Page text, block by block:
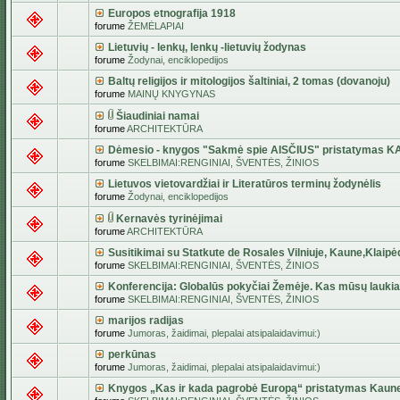
Europos etnografija 1918
forume ŽEMĖLAPIAI
Lietuvių - lenkų, lenkų -lietuvių žodynas
forume Žodynai, enciklopedijos
Baltų religijos ir mitologijos šaltiniai, 2 tomas (dovanoju)
forume MAINŲ KNYGYNAS
Šiaudiniai namai
forumeARCHITEKTŪRA
Dėmesio - knygos "Sakmė spie AISČIUS" pristatymas
forume SKELBIMAI:RENGINIAI, ŠVENTĖS, ŽINIOS
Lietuvos vietovardžiai ir Literatūros terminų žodynėlis
forume Žodynai, enciklopedijos
Kernavės tyrinėjimai
forumeARCHITEKTŪRA
Susitikimai su Statkute de Rosales Vilniuje,
forume SKELBIMAI:RENGINIAI, ŠVENTĖS, ŽINIOS
Konferencija: Globalūs pokyčiai Žemėje. Kas mūsų
forume SKELBIMAI:RENGINIAI, ŠVENTĖS, ŽINIOS
marijos radijas
forume Jumoras, žaidimai, plepalai atsipalaidavimui:)
perkūnas
forume Jumoras, žaidimai, plepalai atsipalaidavimui:)
Knygos „Kas ir kada pagrobė Europą“ pristatymas